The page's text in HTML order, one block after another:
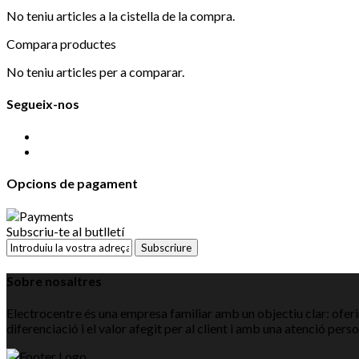
No teniu articles a la cistella de la compra.
Compara productes
No teniu articles per a comparar.
Segueix-nos
Opcions de pagament
Subscriu-te al butlletí
Subscriure
Sobre nosaltres
Electrocentre és una empresa familiar amb un objectiu clar:
diferenciació i el valor afegit per al client i amb una atenció